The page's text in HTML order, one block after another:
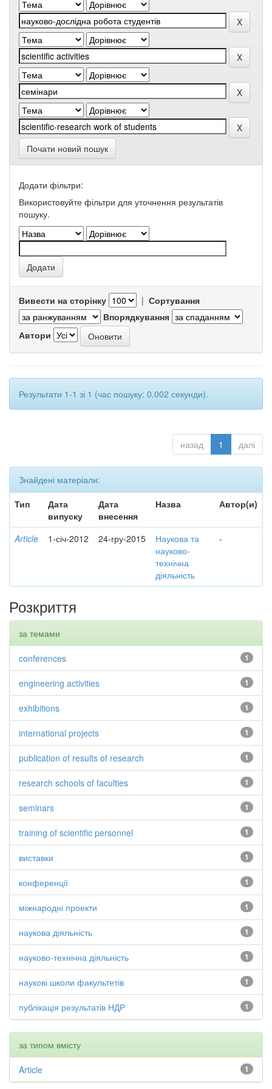
Почати новий пошук
Додати фільтри:
Використовуйте фільтри для уточнення результатів
пошуку.
Вивести на сторінку | Сортування
Впорядкування
Автори
Результати 1-1 зі 1 (час пошуку: 0.002 секунди).
назад 1 далі
Знайдені матеріали:
Тип
Дата
випуску
Дата
внесення
Назва Автор(и)
Article 1-січ-2012 24-гру-2015
Наукова та
науково-
технічна
діяльність
-
Розкриття
за темами
1
conferences
1
engineering activities
1
exhibitions
1
international projects
1
publication of results of research
1
research schools of faculties
1
seminars
1
training of scientific personnel
1
виставки
1
конференції
1
міжнародні проекти
1
наукова діяльність
1
науково-технічна діяльність
1
наукові школи факультетів
1
публікація результатів НДР
за типом вмісту
1
Article